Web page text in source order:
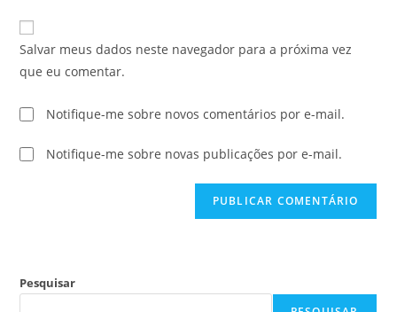
Salvar meus dados neste navegador para a próxima vez
que eu comentar.
Notifique-me sobre novos comentários por e-mail.
Notifique-me sobre novas publicações por e-mail.
Pesquisar